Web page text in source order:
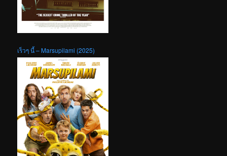
เร็วๆ นี้ – Marsupilami (2025)